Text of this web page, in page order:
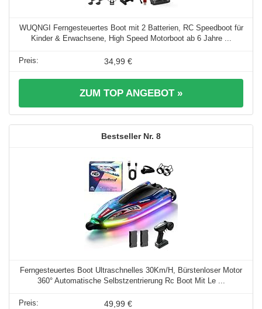
WUQNGI Ferngesteuertes Boot mit 2 Batterien, RC Speedboot für
Kinder & Erwachsene, High Speed Motorboot ab 6 Jahre ...
34,99 €
ZUM TOP ANGEBOT »
8
Ferngesteuertes Boot Ultraschnelles 30Km/H, Bürstenloser Motor
360° Automatische Selbstzentrierung Rc Boot Mit Le ...
49,99 €